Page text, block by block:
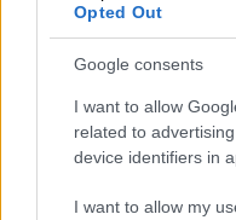
Opted Out
Google consents
I want to allow
related to
device identifiers in
I want to allow my
Η παραγωγή
αλλά είχε
απεργίας του
Ωστόσο ο Κοσίνσκι
τα γυρίσματα για
μέσω μιας